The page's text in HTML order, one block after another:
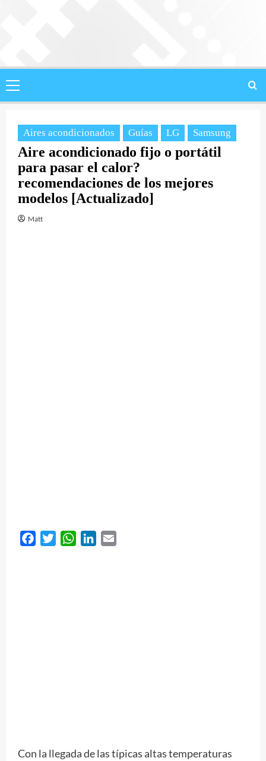
principal
Aires acondicionados Guías LG Samsung
Aire acondicionado fijo o portátil
para pasar el calor?
recomendaciones de los mejores
modelos [Actualizado]
Matt
FacebookTwitterWhatsAppLinkedIn
Con la llegada de las típicas altas temperaturas